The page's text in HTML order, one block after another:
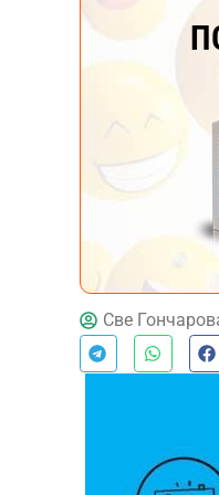
ДЕЙСТВУЙ
Све
Тест
Онлайн